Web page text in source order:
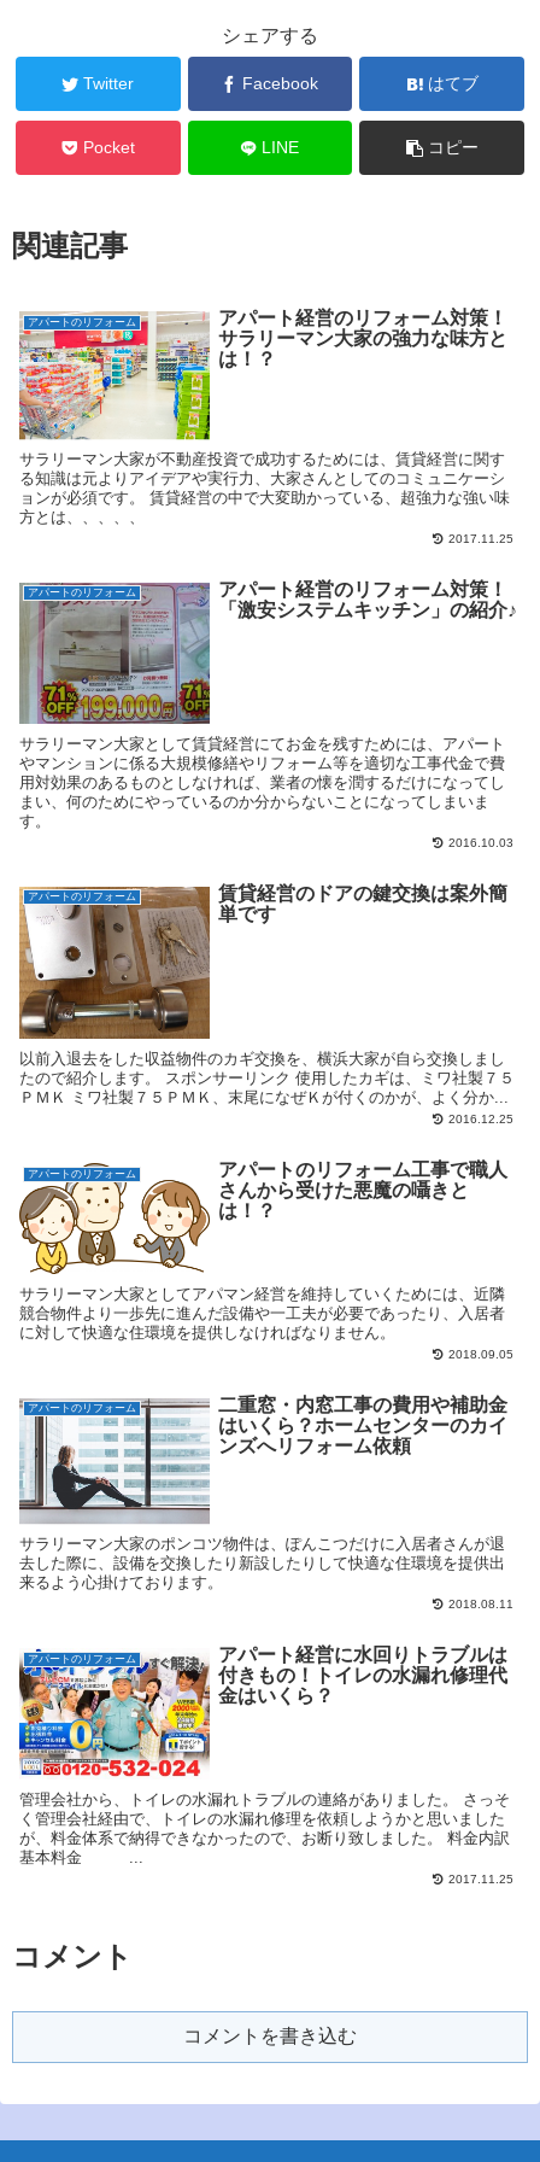
シェアする
Twitter Facebook はてブ
Pocket LINE コピー
関連記事
アパートのリフォーム
アパート経営のリフォーム対策！
サラリーマン大家の強力な味方と
は！？
サラリーマン大家が不動産投資で成功するためには、賃貸経営に関す
る知識は元よりアイデアや実行力、大家さんとしてのコミュニケーシ
ョンが必須です。 賃貸経営の中で大変助かっている、超強力な強い味
方とは、、、、、
2017.11.25
アパートのリフォーム
アパート経営のリフォーム対策！
「激安システムキッチン」の紹介♪
サラリーマン大家として賃貸経営にてお金を残すためには、アパート
やマンションに係る大規模修繕やリフォーム等を適切な工事代金で費
用対効果のあるものとしなければ、業者の懐を潤するだけになってし
まい、何のためにやっているのか分からないことになってしまいま
す。
2016.10.03
アパートのリフォーム
賃貸経営のドアの鍵交換は案外簡
単です
以前入退去をした収益物件のカギ交換を、横浜大家が自ら交換しまし
たので紹介します。 スポンサーリンク 使用したカギは、ミワ社製７５
ＰＭＫ ミワ社製７５ＰＭＫ、末尾になぜＫが付くのかが、よく分か...
2016.12.25
アパートのリフォーム
アパートのリフォーム工事で職人
さんから受けた悪魔の囁きと
は！？
サラリーマン大家としてアパマン経営を維持していくためには、近隣
競合物件より一歩先に進んだ設備や一工夫が必要であったり、入居者
に対して快適な住環境を提供しなければなりません。
2018.09.05
アパートのリフォーム
二重窓・内窓工事の費用や補助金
はいくら？ホームセンターのカイ
ンズへリフォーム依頼
サラリーマン大家のポンコツ物件は、ぽんこつだけに入居者さんが退
去した際に、設備を交換したり新設したりして快適な住環境を提供出
来るよう心掛けております。
2018.08.11
アパートのリフォーム
アパート経営に水回りトラブルは
付きもの！トイレの水漏れ修理代
金はいくら？
管理会社から、トイレの水漏れトラブルの連絡がありました。 さっそ
く管理会社経由で、トイレの水漏れ修理を依頼しようかと思いました
が、料金体系で納得できなかったので、お断り致しました。 料金内訳
基本料金 ...
2017.11.25
コメント
コメントを書き込む